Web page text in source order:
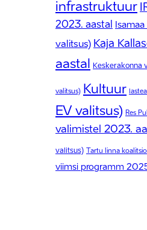
infrastruktuur
2023. aastal
valitsus) Kaja
aastal
Keskerakonna
valitsus) Kultuur
EV valitsus) Res
valimistel 2023.
valitsus) Tartu linna
viimsi programm